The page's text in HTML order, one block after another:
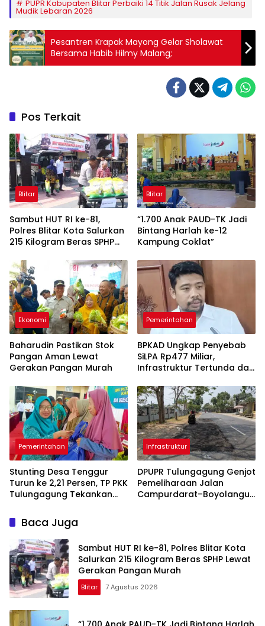
PUPR Kabupaten Blitar Perbaiki 14 Titik Jalan Rusak Jelang
Mudik Lebaran 2026
Pesantren Krapak Mayong Gelar Sholawat
Bersama Habib Hilmy Malang;
Pos Terkait
Blitar
Sambut HUT RI ke-81,
Polres Blitar Kota Salurkan
215 Kilogram Beras SPHP
Murah
Blitar
“1.700 Anak PAUD-TK Jadi
Bintang Harlah ke-12
Kampung Coklat”
Ekonomi
Baharudin Pastikan Stok
Pangan Aman Lewat
Gerakan Pangan Murah
Pemerintahan
BPKAD Ungkap Penyebab
SiLPA Rp477 Miliar,
Infrastruktur Tertunda dan
Pemerintahan
Stunting Desa Tenggur
Turun ke 2,21 Persen, TP PKK
Tulungagung Tekankan
Berkelanjutan
Infrastruktur
DPUPR Tulungagung Genjot
Pemeliharaan Jalan
Campurdarat–Boyolangu,
Baca Juga
Sambut HUT RI ke-81, Polres Blitar Kota
Salurkan 215 Kilogram Beras SPHP Lewat
Gerakan Pangan Murah
Blitar 7 Agustus 2026